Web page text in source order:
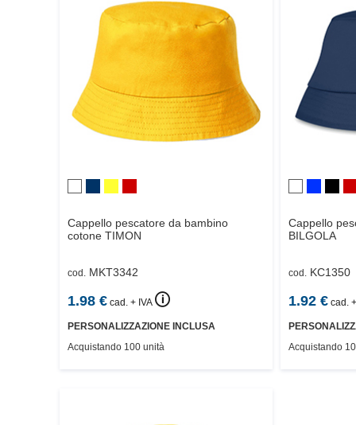
Cappello pescatore da bambino
cotone TIMON
cod. MKT3342
1.98 € cad. + IVA 🛈
PERSONALIZZAZIONE INCLUSA
Acquistando 100 unità
Cappello
BILGOLA
cod. KC1350
1.92€ cad.
Acquistando